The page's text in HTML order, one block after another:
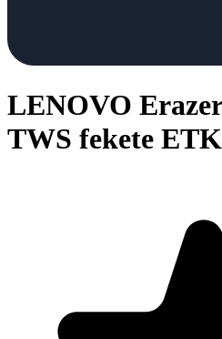
LENOVO
TWS fekete